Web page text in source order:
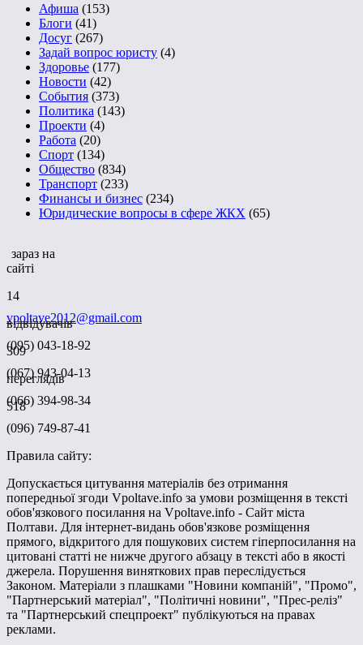
Афиша (153)
Блоги (41)
Досуг (267)
Задай вопрос юристу (4)
Здоровье (177)
Новости (42)
События (373)
Политика (143)
Проекти (4)
Работа (20)
Спорт (134)
Общество (834)
Транспорт (233)
Финансы и бизнес (234)
Юридические вопросы в сфере ЖКХ (65)
зараз на
сайті
14
відвідувачів
309
переглядів
518
vpoltave2012@gmail.com
(095) 043-18-92
(067) 943-04-13
(066) 394-98-34
(096) 749-87-41
Правила сайту:
Допускається цитування матеріалів без отримання
попередньої згоди Vpoltave.info за умови розміщення в тексті
обов'язкового посилання на Vpoltave.info - Сайт міста
Полтави. Для інтернет-видань обов'язкове розміщення
прямого, відкритого для пошукових систем гіперпосилання на
цитовані статті не нижче другого абзацу в тексті або в якості
джерела. Порушення виняткових прав переслідується
Законом. Матеріали з плашками "Новини компаній", "Промо",
"Партнерський матеріал", "Політичні новини", "Прес-реліз"
та "Партнерський спецпроект" публікуються на правах
реклами.